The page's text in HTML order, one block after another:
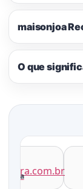
maisonjoa
O que